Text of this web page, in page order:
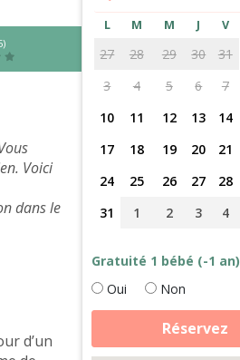
Voici
dans le
d’un
L M M J V
27 28 29 30 31
3
4 5 6 7
10
11 12 13 14
17
18 19 20 21
24
25 26 27 28
31
1 2 3 4
Gratuité 1 bébé (-1 an)
Oui
Non
quantité
des
Réservez